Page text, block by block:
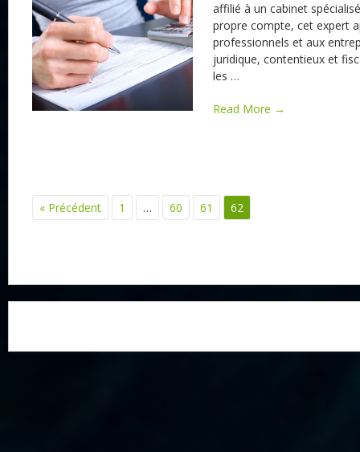
affilié à un cabinet
propre compte, cet expert
professionnels et aux
juridique, contentieux et
les …
Read More →
« Précédent 1 … 60 61 62